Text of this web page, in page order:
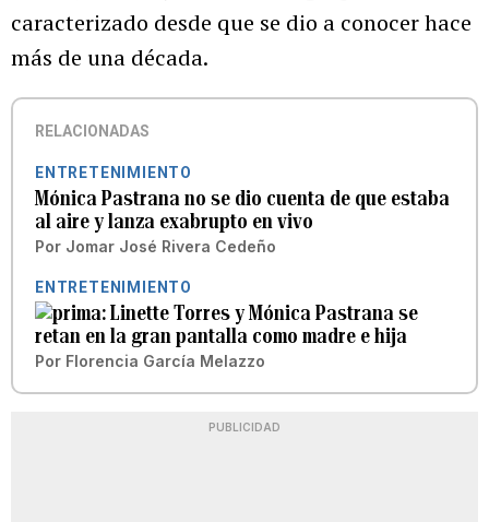
caracterizado desde que se dio a conocer hace
más de una década.
RELACIONADAS
ENTRETENIMIENTO
Mónica Pastrana no se dio cuenta de que estaba
al aire y lanza exabrupto en vivo
Por Jomar José Rivera Cedeño
ENTRETENIMIENTO
Linette Torres y Mónica Pastrana se
retan en la gran pantalla como madre e hija
Por Florencia García Melazzo
PUBLICIDAD